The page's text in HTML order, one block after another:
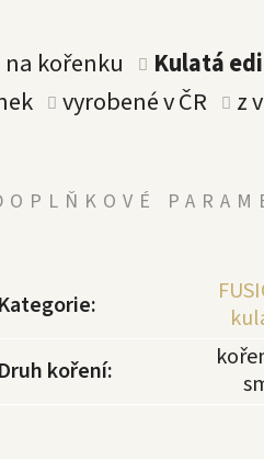
kořenku Kulatá
vyrobené v ČR z
Kategorie:
Druh koření: